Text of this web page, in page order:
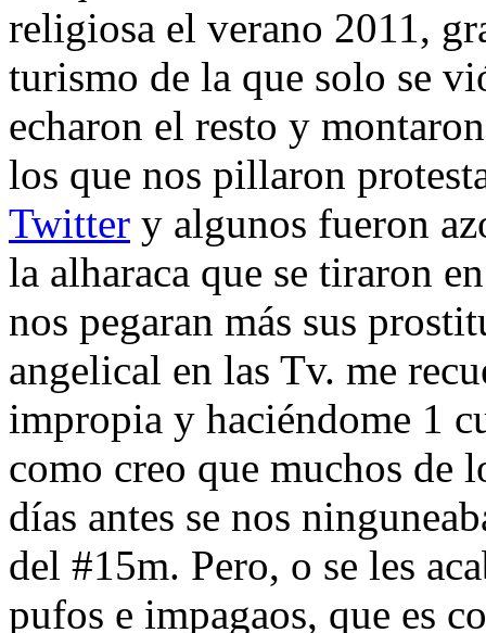
religiosa el verano 2011,
turismo de la que solo se
echaron el resto y
los que nos pillaron
Twitter y algunos fueron
la alharaca que se tiraron
nos pegaran más sus
angelical en las Tv. me
impropia y haciéndome 1
como creo que muchos de
días antes se nos
del #15m. Pero, o se les
pufos e impagaos, que es